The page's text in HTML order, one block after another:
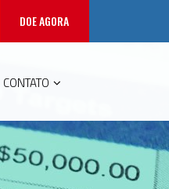
DOE AGORA
CONTATO